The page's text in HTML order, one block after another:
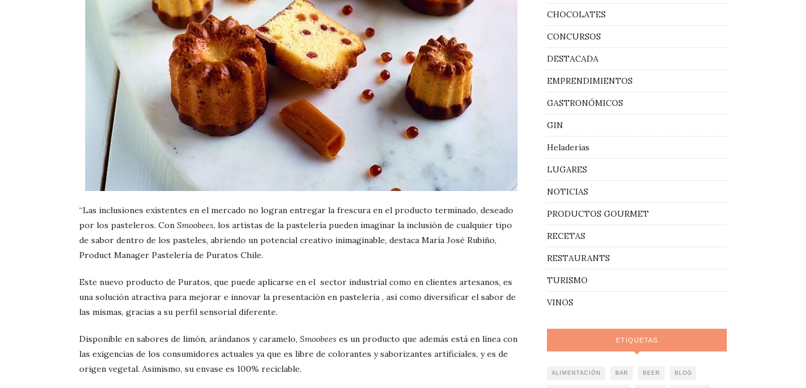
“Las inclusiones existentes en el mercado no logran entregar la frescura en el producto terminado, deseado
por los pasteleros. Con Smoobees, los artistas de la pastelería pueden imaginar la inclusión de cualquier tipo
de sabor dentro de los pasteles, abriendo un potencial creativo inimaginable, destaca María José Rubiño,
Product Manager Pastelería de Puratos Chile.
Este nuevo producto de Puratos, que puede aplicarse en el sector industrial como en clientes artesanos, es
una solución atractiva para mejorar e innovar la presentación en pasteleria , así como diversificar el sabor de
las mismas, gracias a su perfil sensorial diferente.
Disponible en sabores de limón, arándanos y caramelo, Smoobees es un producto que además está en línea con
las exigencias de los consumidores actuales ya que es libre de colorantes y saborizantes artificiales, y es de
origen vegetal. Asimismo, su envase es 100% reciclable.
CHOCOLATES
CONCURSOS
DESTACADA
EMPRENDIMIENTOS
GASTRONÓMICOS
GIN
Heladerías
LUGARES
NOTICIAS
PRODUCTOS GOURMET
RECETAS
RESTAURANTS
TURISMO
VINOS
ETIQUETAS
ALIMENTACIÓN BAR BEER BLOG